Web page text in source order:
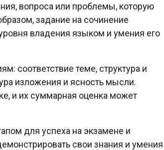
вопроса или проблемы, которую
задание на сочинение
владения языком и умения его
соответствие теме, структура и
изложения и ясность мысли.
и их суммарная оценка может
для успеха на экзамене и
свои знания и умения